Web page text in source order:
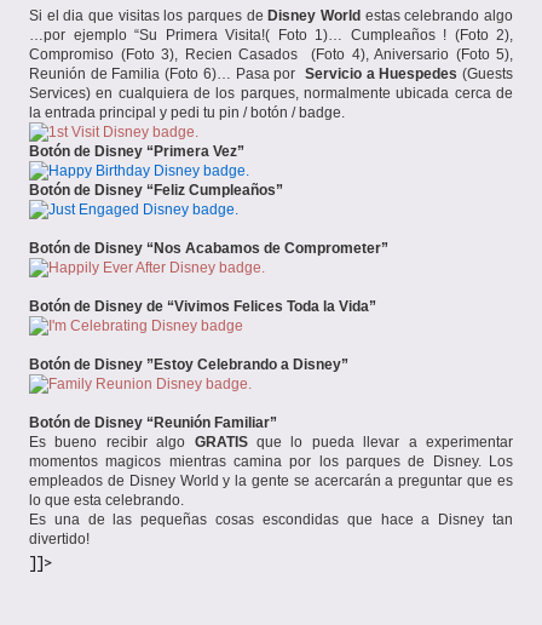
Si el dia que visitas los parques deDisney World estas celebrando algo
…por ejemplo “Su Primera Visita!( Foto 1)… Cumpleaños ! (Foto 2),
Compromiso (Foto 3), Recien Casados (Foto 4), Aniversario (Foto 5),
Reunión de Familia (Foto 6)… Pasa por Servicio a Huespedes (Guests
Services) en cualquiera de los parques, normalmente ubicada cerca de
la entrada principal y pedi tu pin / botón / badge.
Botón de Disney “Primera Vez”
Botón de Disney “Feliz Cumpleaños”
Botón de Disney “Nos Acabamos de Comprometer”
Botón de Disney de “Vivimos Felices Toda la Vida”
Botón de Disney ”Estoy Celebrando a Disney”
Botón de Disney “Reunión Familiar”
Es bueno recibir algo GRATISque lo pueda llevar a experimentar
momentos magicos mientras camina por los parques de Disney. Los
empleados de Disney World y la gente se acercarán a preguntar que es
lo que esta celebrando.
Es una de las pequeñas cosas escondidas que hace a Disney tan
divertido!
]]>